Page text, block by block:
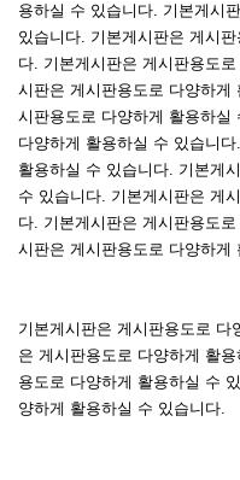
용하실 수 있습니다. 기본게시
있습니다. 기본게시판은 게시
다. 기본게시판은 게시판용도
시판은 게시판용도로 다양하게
시판용도로 다양하게 활용하실
다양하게 활용하실 수 있습니
활용하실 수 있습니다. 기본게
수 있습니다. 기본게시판은 게
다. 기본게시판은 게시판용도
시판은 게시판용도로 다양하게
기본게시판은 게시판용도로
은 게시판용도로 다양하게 활
용도로 다양하게 활용하실 수
양하게 활용하실 수 있습니다.